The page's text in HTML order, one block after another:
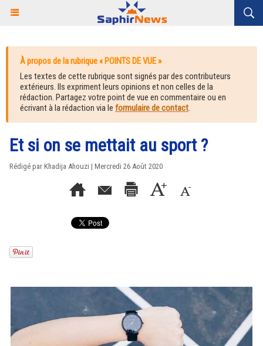
À propos de la rubrique « POINTS DE VUE »
Les textes de cette rubrique sont signés par des contributeurs
extérieurs. Ils expriment leurs opinions et non celles de la
rédaction. Partagez votre point de vue en commentaire ou en
écrivant à la rédaction via le formulaire de contact.
Et si on se mettait au sport ?
Rédigé par Khadija Ahouzi | Mercredi 26 Août 2020